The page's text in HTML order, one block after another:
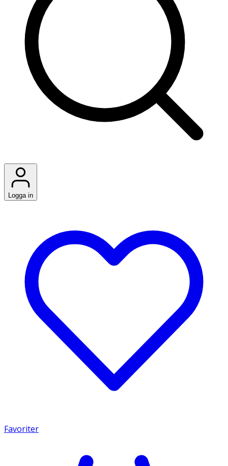
Logga in
Favoriter